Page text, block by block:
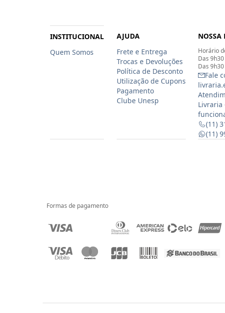
INSTITUCIONAL
Quem Somos
AJUDA
Frete e Entrega
Trocas e Devoluções
Política de Desconto
Utilização de Cupons
Pagamento
Clube Unesp
NOSSA
Horário
Das
Das
Fale
Livraria
(11)
(11)
Formas de pagamento